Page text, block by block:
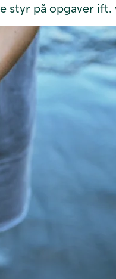
styr på opgaver ift.